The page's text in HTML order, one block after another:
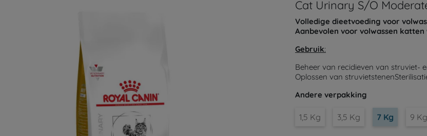
Cat Urinary S/O
Volledige dieetvoeding voor
Aanbevolen voor volwassen
Gebruik:
Beheer van recidieven van struviet-
Oplossen van
Andere verpakking
1,5 Kg 3,5 Kg 7 Kg 9 Kg